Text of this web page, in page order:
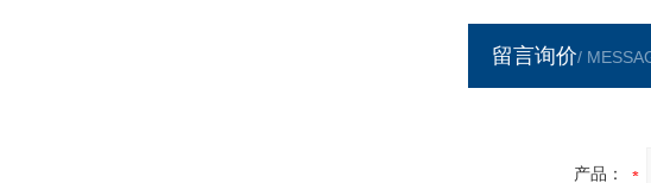
留言询价/
产品：